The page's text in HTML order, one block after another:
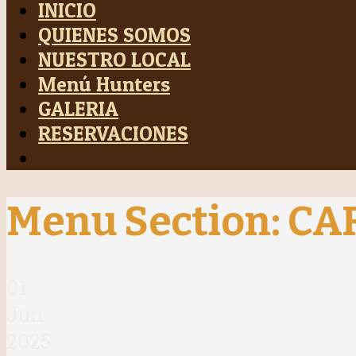
INICIO
QUIENES SOMOS
NUESTRO LOCAL
Menú Hunters
GALERIA
RESERVACIONES
Menu Section: